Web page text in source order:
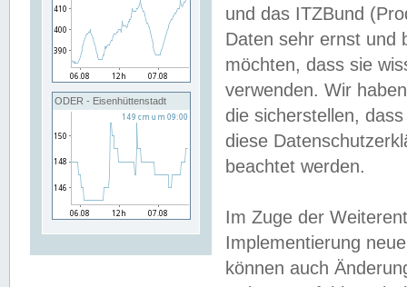
ODER - Eisenhüttenstadt
und das ITZBund
Daten sehr ernst und
möchten, dass sie
verwenden. Wir
die sicherstellen,
diese
beachtet werden.
Im Zuge der
Implementierung
können auch